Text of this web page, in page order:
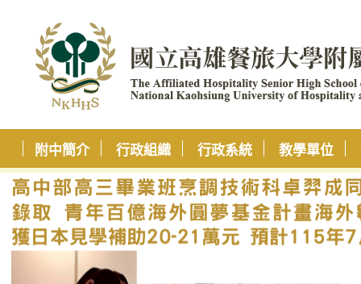
附中簡介 行政組織 行政系統 教學單位